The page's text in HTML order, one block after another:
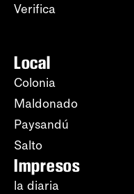
Verifica
Local
Colonia
Maldonado
Paysandú
Salto
Impresos
la diaria